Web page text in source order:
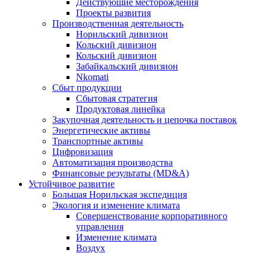
Проекты развития
Производственная деятельность
Норильский дивизион
Кольский дивизион
Кольский дивизион
Забайкальский дивизион
Nkomati
Сбыт продукции
Сбытовая стратегия
Продуктовая линейка
Закупочная деятельность и цепочка поставок
Энергетические активы
Транспортные активы
Цифровизация
Автоматизация производства
Финансовые результаты (MD&A)
Устойчивое развитие
Большая Норильская экспедиция
Экология и изменение климата
Совершенствование корпоративного
управления
Изменение климата
Воздух